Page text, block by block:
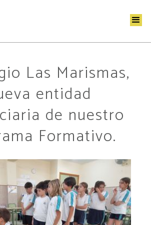
Las Marismas,
entidad
de nuestro
Formativo.